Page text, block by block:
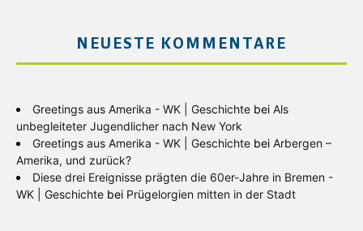
NEUESTE KOMMENTARE
Greetings aus Amerika - WK | Geschichte bei Als
unbegleiteter Jugendlicher nach New York
Greetings aus Amerika - WK | Geschichte bei Arbergen –
Amerika, und zurück?
Diese drei Ereignisse prägten die 60er-Jahre in Bremen -
WK | Geschichte bei Prügelorgien mitten in der Stadt